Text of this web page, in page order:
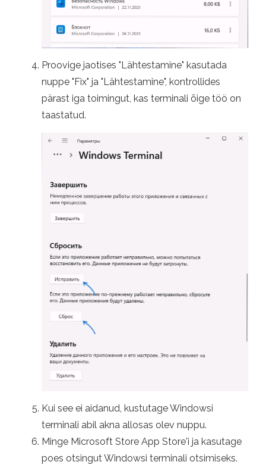
Proovige jaotises "Lähtestamine" kasutada
nuppe "Fix" ja "Lähtestamine", kontrollides
pärast iga toimingut, kas terminali õige töö on
taastatud.
Kui see ei aidanud, kustutage Windowsi
terminali abil akna allosas olev nuppu.
Minge Microsoft Store App Store'i ja kasutage
poes otsingut Windowsi terminali otsimiseks.